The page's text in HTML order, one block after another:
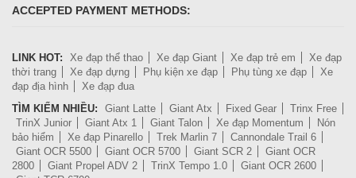
ACCEPTED PAYMENT METHODS:
LINK HOT: Xe đạp thể thao Xe đạp Giant Xe đạp trẻ em
Xe đạp
thời trang
Xe đạp dựng Phụ kiện xe đạp Phụ tùng xe đạp
Xe
đạp địa hình
Xe đạp đua
TÌM KIẾM NHIỀU:
Giant Latte Giant Atx Fixed Gear
Trinx Free
TrinX Junior
Giant Atx 1 Giant Talon Xe đạp Momentum
Nón
bảo hiểm
Xe đạp Pinarello Trek Marlin 7
Cannondale Trail 6
Giant OCR 5500
Giant OCR 5700 Giant SCR 2
Giant OCR
2800
Giant Propel ADV 2 TrinX Tempo 1.0
Giant OCR 2600